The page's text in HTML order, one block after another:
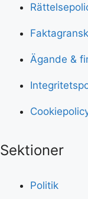
Ägande &
Sektioner
Politik